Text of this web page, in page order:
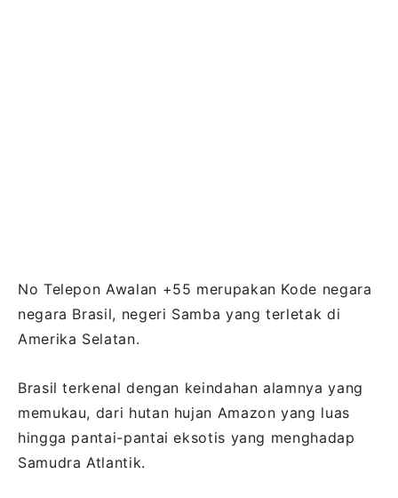
No Telepon Awalan +55 merupakan Kode negara
negara Brasil, negeri Samba yang terletak di
Amerika Selatan.
Brasil terkenal dengan keindahan alamnya yang
memukau, dari hutan hujan Amazon yang luas
hingga pantai-pantai eksotis yang menghadap
Samudra Atlantik.